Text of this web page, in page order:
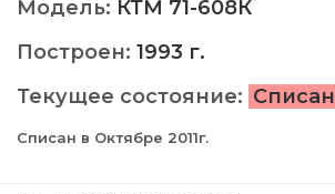
Модель: КТМ 71-608К
Построен: 1993 г.
Текущее состояние: Списан
Списан в Октябре 2011г.